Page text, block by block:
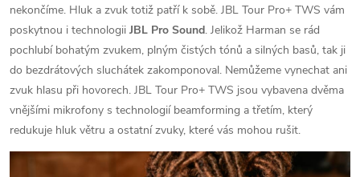
nekončíme. Hluk a zvuk totiž patří k sobě. JBL Tour Pro+ TWS vám
poskytnou i technologii JBL Pro Sound. Jelikož Harman se rád
pochlubí bohatým zvukem, plným čistých tónů a silných basů, tak ji
do bezdrátových sluchátek zakomponoval. Nemůžeme vynechat ani
zvuk hlasu při hovorech. JBL Tour Pro+ TWS jsou vybavena dvěma
vnějšími mikrofony s technologií beamforming a třetím, který
redukuje hluk větru a ostatní zvuky, které vás mohou rušit.